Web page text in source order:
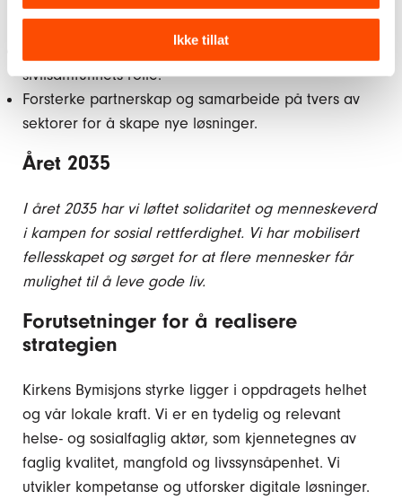
Ikke tillat
Vi vil:
Mobilisere flere frivillige og tenke nytt om
sivilsamfunnets rolle.
Forsterke partnerskap og samarbeide på tvers av
sektorer for å skape nye løsninger.
Året 2035
I året 2035 har vi løftet solidaritet og menneskeverd
i kampen for sosial rettferdighet. Vi har mobilisert
fellesskapet og sørget for at flere mennesker får
mulighet til å leve gode liv.
Forutsetninger for å realisere
strategien
Kirkens Bymisjons styrke ligger i oppdragets helhet
og vår lokale kraft. Vi er en tydelig og relevant
helse- og sosialfaglig aktør, som kjennetegnes av
faglig kvalitet, mangfold og livssynsåpenhet. Vi
utvikler kompetanse og utforsker digitale løsninger.